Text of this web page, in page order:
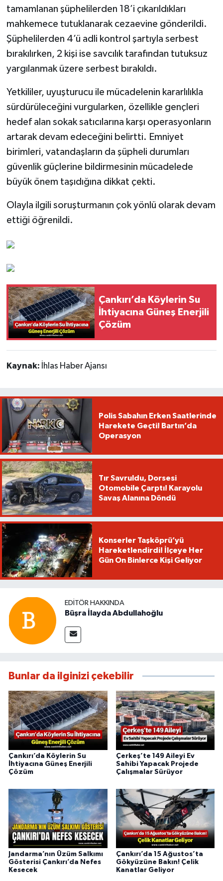
tamamlanan şüphelilerden 18’i çıkarıldıkları
mahkemece tutuklanarak cezaevine gönderildi.
Şüphelilerden 4’ü adli kontrol şartıyla serbest
bırakılırken, 2 kişi ise savcılık tarafından tutuksuz
yargılanmak üzere serbest bırakıldı.
Yetkililer, uyuşturucu ile mücadelenin kararlılıkla
sürdürüleceğini vurgularken, özellikle gençleri
hedef alan sokak satıcılarına karşı operasyonların
artarak devam edeceğini belirtti. Emniyet
birimleri, vatandaşların da şüpheli durumları
güvenlik güçlerine bildirmesinin mücadelede
büyük önem taşıdığına dikkat çekti.
Olayla ilgili soruşturmanın çok yönlü olarak devam
ettiği öğrenildi.
Çankırı’da Köylerin Su
İhtiyacına Güneş Enerjili
Çözüm
Kaynak: İhlas Haber Ajansı
Polis Sabahın Erken Saatlerinde
Harekete Geçti! Bartın’da
Operasyon
Tır Savruldu, Dorsesi
Otomobile Çarptı! Karayolu
Savaş Alanına Döndü
Konserler Taşköprü’yü
Hareketlendirdi! İlçeye Her
Gün On Binlerce Kişi Geliyor
EDITÖR HAKKINDA
Büşra İlayda Abdullahoğlu
Bunlar da ilginizi çekebilir
Çankırı’da Köylerin Su
İhtiyacına Güneş Enerjili
Çözüm
Çerkeş’te 149 Aileyi Ev
Sahibi Yapacak Projede
Çalışmalar Sürüyor
Jandarma’nın Üzüm Salkımı
Gösterisi Çankırı’da Nefes
Kesecek
Çankırı’da 15 Ağustos’ta
Gökyüzüne Bakın! Çelik
Kanatlar Geliyor